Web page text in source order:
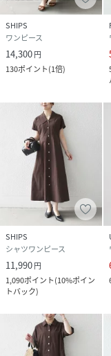
SHIPS
ワンピース
14,300円
130ポイント(1倍)
SHIPS
シャツワンピース
11,990円
1,090ポイント(10%ポイン
トバック)